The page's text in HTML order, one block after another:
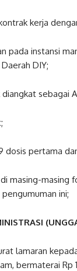
kerja
pada instansi
DIY;
sebagai
dosis pertama
masing-masing
ini;
lamaran
bermaterai Rp